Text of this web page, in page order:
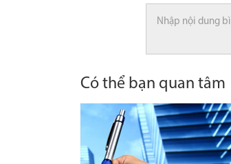
Có thể bạn quan tâm